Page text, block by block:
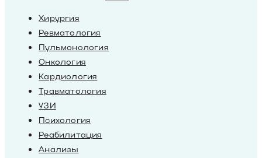
Хирургия
Ревматология
Пульмонология
Онкология
Кардиология
Травматология
УЗИ
Психология
Реабилитация
Анализы